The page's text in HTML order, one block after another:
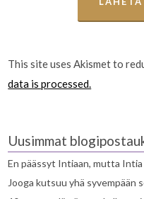
This site uses Akismet to
data is processed.
Uusimmat
En päässyt Intiaan, mutta
Jooga kutsuu yhä syvempään